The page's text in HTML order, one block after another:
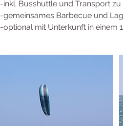
-inkl. Busshuttle und Transport
-gemeinsames Barbecue und
-optional mit Unterkunft in einem